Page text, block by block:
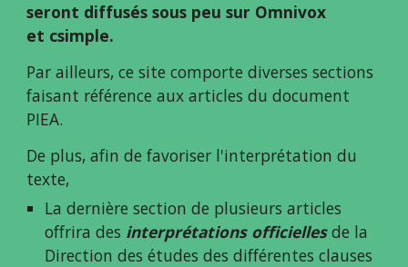
seront diffusés sous peu sur Omnivox
et csimple.
Par ailleurs, ce site comporte diverses sections
faisant référence aux articles du document
PIEA.
De plus, afin de favoriser l'interprétation du
texte,
La dernière section de plusieurs articles
offrira des interprétations officielles de la
Direction des études des différentes clauses